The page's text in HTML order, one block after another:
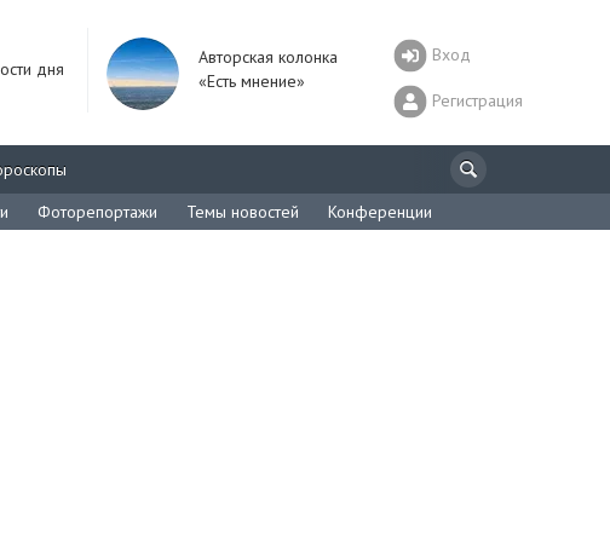
дня
Авторская колонка
«Есть мнение»
Вход
Регистрация
Фоторепортажи Темы новостей Конференции